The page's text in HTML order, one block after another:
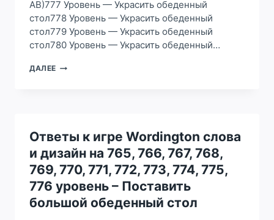
677,
678
УРОВЕНЬ
–
ПОСТАВИТЬ
АКВАРИУМ
AB)777 Уровень — Украсить обеденный
стол778 Уровень — Украсить обеденный
стол779 Уровень — Украсить обеденный
стол780 Уровень — Украсить обеденный…
ДАЛЕЕ ОТВЕТЫ
ДИЗАЙН
НА
777,
778,
779,
780,
781,
782,
Ответы к игре Wordington слова
и дизайн на 765, 766, 767, 768,
769, 770, 771, 772, 773, 774, 775,
776 уровень – Поставить
большой обеденный стол